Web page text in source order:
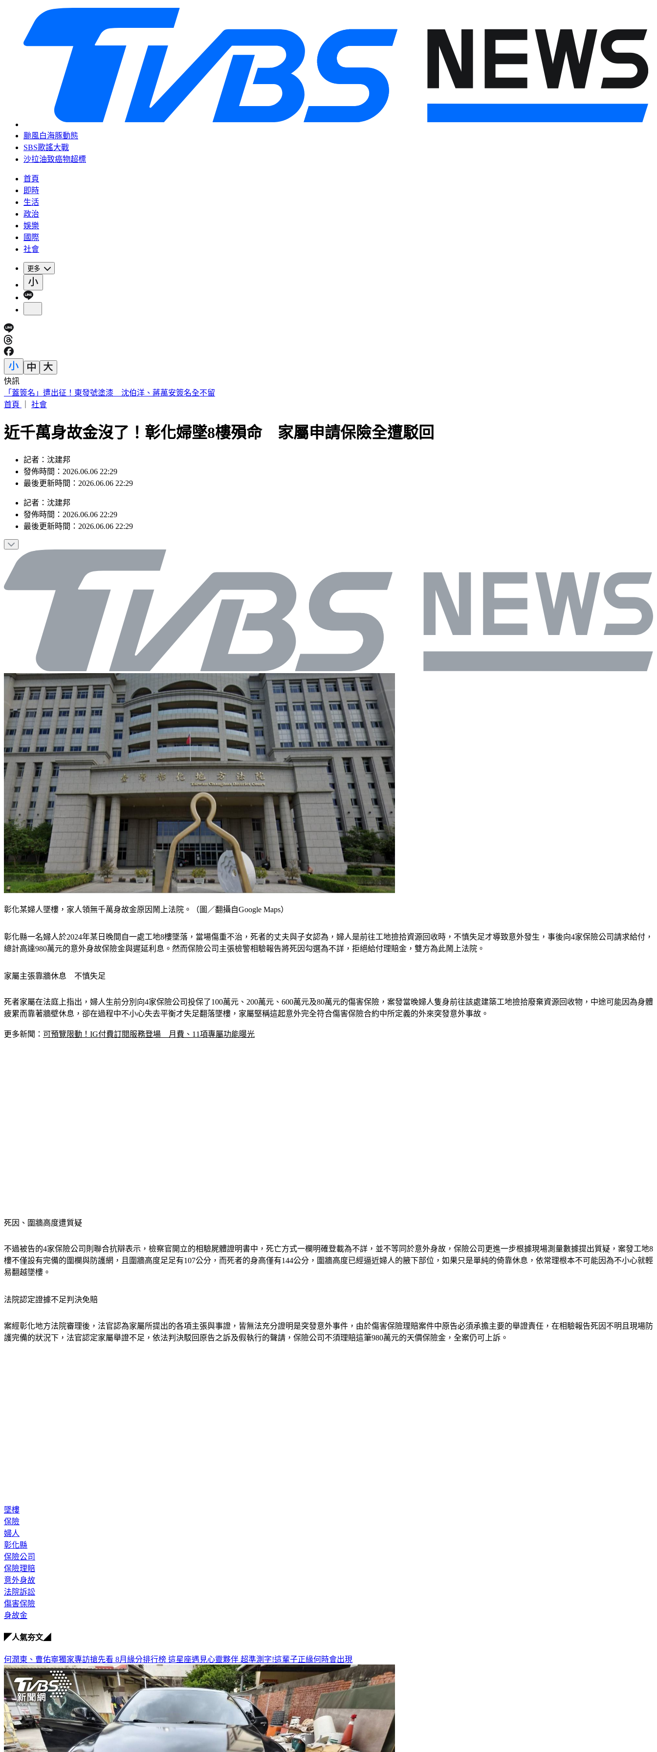
颱風白海豚動態
SBS歌謠大戰
沙拉油致癌物超標
首頁
即時
生活
政治
娛樂
國際
社會
更多
快訊
醫師示警吃蔬果前「忘記1步驟」 恐增感染風險
首頁
社會
近千萬身故金沒了！彰化婦墜8樓殞命 家屬申請保險全遭駁回
記者：沈建邦
發佈時間：2026.06.06 22:29
最後更新時間：2026.06.06 22:29
記者 ： 沈建邦
發佈時間： 2026.06.06 22:29
最後更新時間： 2026.06.06 22:29
彰化某婦人墜樓，家人領無千萬身故金原因鬧上法院。（圖／翻攝自Google Maps）
彰化縣一名婦人於2024年某日晚間自一處工地8樓墜落，當場傷重不治，死者的丈夫與子女認為，婦人是前往工地撿拾資源回收時，不慎失足才導致意外發生，事後向4家保險公司請求給付，
總計高達980萬元的意外身故保險金與遲延利息。然而保險公司主張檢警相驗報告將死因勾選為不詳，拒絕給付理賠金，雙方為此鬧上法院。
家屬主張靠牆休息　不慎失足
死者家屬在法庭上指出，婦人生前分別向4家保險公司投保了100萬元、200萬元、600萬元及80萬元的傷害保險，案發當晚婦人隻身前往該處建築工地撿拾廢棄資源回收物，中途可能因為身體
疲累而靠著牆壁休息，卻在過程中不小心失去平衡才失足翻落墜樓，家屬堅稱這起意外完全符合傷害保險合約中所定義的外來突發意外事故。
更多新聞： 可預覽限動！IG付費訂閱服務登場　月費、11項專屬功能曝光
死因、圍牆高度遭質疑
不過被告的4家保險公司則聯合抗辯表示，檢察官開立的相驗屍體證明書中，死亡方式一欄明確登載為不詳，並不等同於意外身故，保險公司更進一步根據現場測量數據提出質疑，案發工地8
樓不僅設有完備的圍欄與防護網，且圍牆高度足足有107公分，而死者的身高僅有144公分，圍牆高度已經逼近婦人的腋下部位，如果只是單純的倚靠休息，依常理根本不可能因為不小心就輕
易翻越墜樓。
法院認定證據不足判決免賠
案經彰化地方法院審理後，法官認為家屬所提出的各項主張與事證，皆無法充分證明是突發意外事件，由於傷害保險理賠案件中原告必須承擔主要的舉證責任，在相驗報告死因不明且現場防
護完備的狀況下，法官認定家屬舉證不足，依法判決駁回原告之訴及假執行的聲請，保險公司不須理賠這筆980萬元的天價保險金，全案仍可上訴。
墜樓
保險
婦人
彰化縣
保險公司
保險理賠
意外身故
法院訴訟
傷害保險
身故金
◤人氣夯文◢
何潤東、曹佑寧獨家專訪搶先看 8月緣分排行榜 這星座遇見心靈夥伴 超準測字!這輩子正緣何時會出現